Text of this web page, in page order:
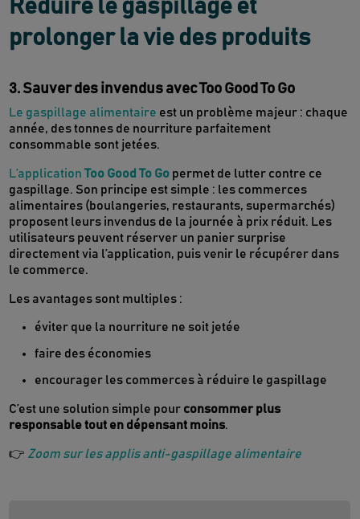
Réduire le gaspillage et
prolonger la vie des produits
3. Sauver des invendus avec Too Good To Go
Le gaspillage alimentaire est un problème majeur : chaque
année, des tonnes de nourriture parfaitement
consommable sont jetées.
L’applicationToo Good To Go permet de lutter contre ce
gaspillage. Son principe est simple : les commerces
alimentaires (boulangeries, restaurants, supermarchés)
proposent leurs invendus de la journée à prix réduit. Les
utilisateurs peuvent réserver un panier surprise
directement via l’application, puis venir le récupérer dans
le commerce.
Les avantages sont multiples :
éviter que la nourriture ne soit jetée
faire des économies
encourager les commerces à réduire le gaspillage
C’est une solution simple pour consommer plus
responsable tout en dépensant moins.
👉 Zoom sur les applis anti-gaspillage alimentaire